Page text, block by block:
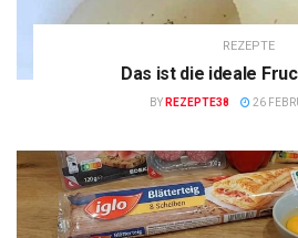
REZEPTE
Das ist die ideale
BY REZEPTE38 26